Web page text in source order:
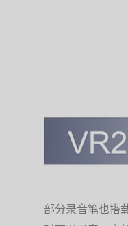
部分录音笔也搭